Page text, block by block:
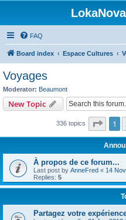
FAQ
Board index Espace Cultures
Voyages
Moderator: Beaumont
New Topic
336 topics Page
1
À propos de ce forum...
Last post by AnneFred « 14
Replies: 5
Partagez votre